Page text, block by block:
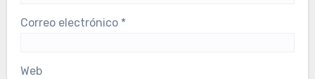
Correo electrónico *
Web